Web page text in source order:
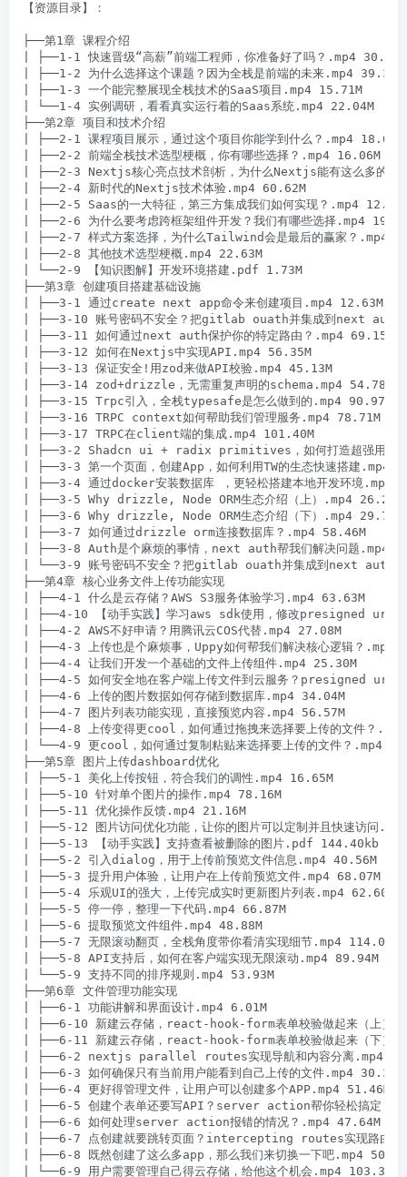
【资源目录】：
├──第1章 课程介绍
| ├──1-1 快速晋级“高薪”前端工程师，你准备好了吗？.mp4 30.43M
| ├──1-2 为什么选择这个课题？因为全栈是前端的未来.mp4 39.30M
| ├──1-3 一个能完整展现全栈技术的SaaS项目.mp4 15.71M
| └──1-4 实例调研，看看真实运行着的Saas系统.mp4 22.04M
├──第2章 项目和技术介绍
| ├──2-1 课程项目展示，通过这个项目你能学到什么？.mp4 18.62M
| ├──2-2 前端全栈技术选型梗概，你有哪些选择？.mp4 16.06M
| ├──2-3 Nextjs核心亮点技术剖析，为什么Nextjs能有这么多的使
| ├──2-4 新时代的Nextjs技术体验.mp4 60.62M
| ├──2-5 Saas的一大特征，第三方集成我们如何实现？.mp4
| ├──2-6 为什么要考虑跨框架组件开发？我们有哪些选择.mp4
| ├──2-7 样式方案选择，为什么Tailwind会是最后的赢家？.mp4
| ├──2-8 其他技术选型梗概.mp4 22.63M
| └──2-9 【知识图解】开发环境搭建.pdf 1.73M
├──第3章 创建项目搭建基础设施
| ├──3-1 通过create next app命令来创建项目.mp4 12.63M
| ├──3-10 账号密码不安全？把gitlab ouath并集成到next auth
| ├──3-11 如何通过next auth保护你的特定路由？.mp4 69.15M
| ├──3-12 如何在Nextjs中实现API.mp4 56.35M
| ├──3-13 保证安全!用zod来做API校验.mp4 45.13M
| ├──3-14 zod+drizzle，无需重复声明的schema.mp4 54.78M
| ├──3-15 Trpc引入，全栈typesafe是怎么做到的.mp4 90.97M
| ├──3-16 TRPC context如何帮助我们管理服务.mp4 78.71M
| ├──3-17 TRPC在client端的集成.mp4 101.40M
| ├──3-2 Shadcn ui + radix primitives，如何打造超强用户体
| ├──3-3 第一个页面，创建App，如何利用TW的生态快速搭建.mp4
| ├──3-4 通过docker安装数据库 ，更轻松搭建本地开发环境.mp4
| ├──3-5 Why drizzle, Node ORM生态介绍（上）.mp4 26.22M
| ├──3-6 Why drizzle, Node ORM生态介绍（下）.mp4 29.72M
| ├──3-7 如何通过drizzle orm连接数据库？.mp4 58.46M
| ├──3-8 Auth是个麻烦的事情，next auth帮我们解决问题.mp4
| └──3-9 账号密码不安全？把gitlab ouath并集成到next auth（
├──第4章 核心业务文件上传功能实现
| ├──4-1 什么是云存储？AWS S3服务体验学习.mp4 63.63M
| ├──4-10 【动手实践】学习aws sdk使用，修改presigned url
| ├──4-2 AWS不好申请？用腾讯云COS代替.mp4 27.08M
| ├──4-3 上传也是个麻烦事，Uppy如何帮我们解决核心逻辑？.mp4
| ├──4-4 让我们开发一个基础的文件上传组件.mp4 25.30M
| ├──4-5 如何安全地在客户端上传文件到云服务？presigned url上
| ├──4-6 上传的图片数据如何存储到数据库.mp4 34.04M
| ├──4-7 图片列表功能实现，直接预览内容.mp4 56.57M
| ├──4-8 上传变得更cool，如何通过拖拽来选择要上传的文件？
| └──4-9 更cool，如何通过复制粘贴来选择要上传的文件？.mp4
├──第5章 图片上传dashboard优化
| ├──5-1 美化上传按钮，符合我们的调性.mp4 16.65M
| ├──5-10 针对单个图片的操作.mp4 78.16M
| ├──5-11 优化操作反馈.mp4 21.16M
| ├──5-12 图片访问优化功能，让你的图片可以定制并且快速访问
| ├──5-13 【动手实践】支持查看被删除的图片.pdf 144.40kb
| ├──5-2 引入dialog，用于上传前预览文件信息.mp4 40.56M
| ├──5-3 提升用户体验，让用户在上传前预览文件.mp4 68.07M
| ├──5-4 乐观UI的强大，上传完成实时更新图片列表.mp4 62.60M
| ├──5-5 停一停，整理一下代码.mp4 66.87M
| ├──5-6 提取预览文件组件.mp4 48.88M
| ├──5-7 无限滚动翻页，全栈角度带你看清实现细节.mp4 114.03M
| ├──5-8 API支持后，如何在客户端实现无限滚动.mp4 89.94M
| └──5-9 支持不同的排序规则.mp4 53.93M
├──第6章 文件管理功能实现
| ├──6-1 功能讲解和界面设计.mp4 6.01M
| ├──6-10 新建云存储，react-hook-form表单校验做起来（上）
| ├──6-11 新建云存储，react-hook-form表单校验做起来（下）
| ├──6-2 nextjs parallel routes实现导航和内容分离.mp4
| ├──6-3 如何确保只有当前用户能看到自己上传的文件.mp4 30.39M
| ├──6-4 更好得管理文件，让用户可以创建多个APP.mp4 51.46M
| ├──6-5 创建个表单还要写API？server action帮你轻松搞定
| ├──6-6 如何处理server action报错的情况？.mp4 47.64M
| ├──6-7 点创建就要跳转页面？intercepting routes实现路由插
| ├──6-8 既然创建了这么多app，那么我们来切换一下吧.mp4
| └──6-9 用户需要管理自己得云存储，给他这个机会.mp4 103.39M